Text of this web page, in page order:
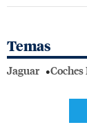
Temas
Jaguar